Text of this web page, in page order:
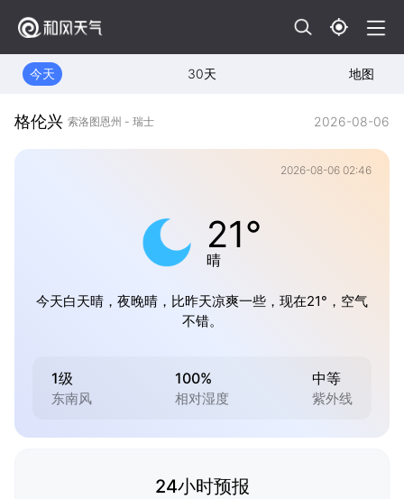
今天 30天 地图
格伦兴 索洛图恩州 - 瑞士 2026-08-06
2026-08-06 02:46
21°
晴
今天白天晴，夜晚晴，比昨天凉爽一些，现在21°，空气
不错。
1级
东南风
100%
相对湿度
中等
紫外线
24小时预报